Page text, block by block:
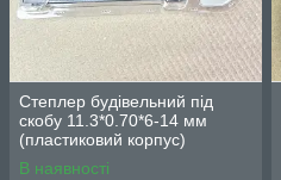
Степлер будівельний під
скобу 11.3*0.70*6-14 мм
(пластиковий корпус)
INTERTOOL RT-0120
В наявності